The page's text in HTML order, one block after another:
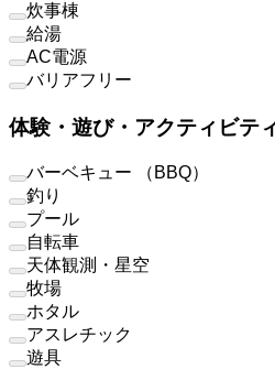
炊事棟
給湯
AC電源
バリアフリー
体験・遊び・アクティビテ
バーベキュー （BBQ）
釣り
プール
自転車
天体観測・星空
牧場
ホタル
アスレチック
遊具